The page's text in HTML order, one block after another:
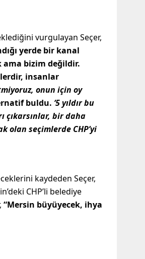
vurgulayan Seçer,
yerde bir kanal
ama bizim değildir.
insanlar
onun için oy
buldu. ‘5 yıldır bu
çıkarsınlar, bir daha
olan seçimlerde CHP’yi
kaydeden Seçer,
CHP’li belediye
“Mersin büyüyecek, ihya